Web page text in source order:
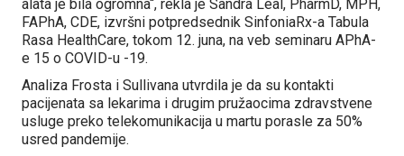
alata je bila ogromna“, rekla je Sandra Leal, PharmD, MPH,
FAPhA, CDE, izvršni potpredsednik SinfoniaRx-a Tabula
Rasa HealthCare, tokom 12. juna, na veb seminaru APhA-
e 15 o COVID-u -19.
Analiza Frosta i Sullivana utvrdila je da su kontakti
pacijenata sa lekarima i drugim pružaocima zdravstvene
usluge preko telekomunikacija u martu porasle za 50%
usred pandemije.